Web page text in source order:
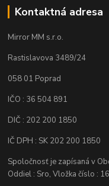
Kontaktná adresa
Mirror MM s.r.o.
Rastislavova 3489/24
058 01 Poprad
IČO : 36 504 891
DIČ : 202 200 1850
IČ DPH : SK 202 200 1850
Spoločnosť je zapísaná v
Oddiel : Sro, Vložka číslo :